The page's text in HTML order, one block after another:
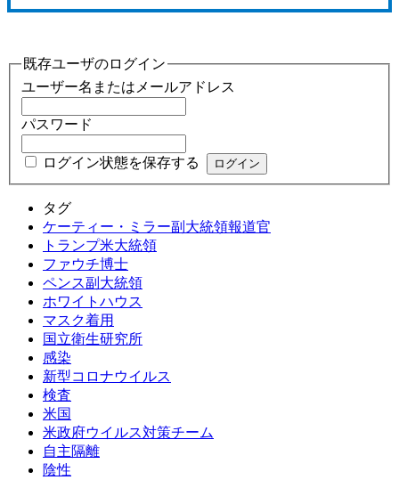
既存ユーザのログイン
ユーザー名またはメールアドレス
パスワード
ログイン状態を保存する
タグ
ケーティー・ミラー副大統領報道官
トランプ米大統領
ファウチ博士
ペンス副大統領
ホワイトハウス
マスク着用
国立衛生研究所
感染
新型コロナウイルス
検査
米国
米政府ウイルス対策チーム
自主隔離
陰性